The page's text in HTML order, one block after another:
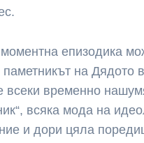
епизодика
на Дядото
всеки временно
всяка мода на
и дори цяла